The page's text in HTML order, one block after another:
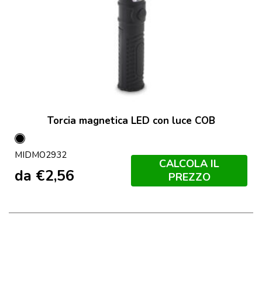
Torcia magnetica LED con luce COB
Nero
MIDMO2932
da €2,56
CALCOLA IL
PREZZO